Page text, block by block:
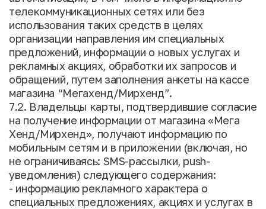
телекоммуникационных сетях или без
использования таких средств в целях
организации направления им специальных
предложений, информации о новых услугах и
рекламных акциях, обработки их запросов и
обращений, путем заполнения анкеты на кассе
магазина “Мегахенд/Мирхенд”.
7.2. Владельцы карты, подтвердившие согласие
на получение информации от магазина «Мега
Хенд/Мирхенд», получают информацию по
мобильным сетям и в приложении (включая, но
не ограничиваясь: SMS-рассылки, push-
уведомления) следующего содержания:
- информацию рекламного характера о
специальных предложениях, акциях и услугах в